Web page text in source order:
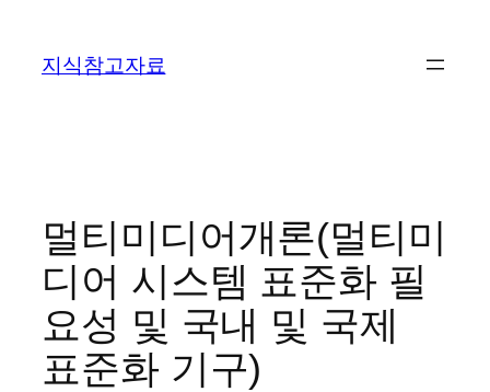
지식참고자료
멀티미디어개론(멀티미
디어 시스템 표준화 필
요성 및 국내 및 국제
표준화 기구)